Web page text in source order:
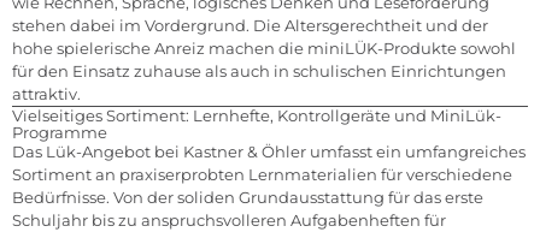
stehen dabei im Vordergrund. Die Altersgerechtheit und der
hohe spielerische Anreiz machen die miniLÜK-Produkte sowohl
für den Einsatz zuhause als auch in schulischen Einrichtungen
attraktiv.
Vielseitiges Sortiment: Lernhefte, Kontrollgeräte und MiniLük-
Programme
Das Lük-Angebot bei Kastner & Öhler umfasst ein umfangreiches
Sortiment an praxiserprobten Lernmaterialien für verschiedene
Bedürfnisse. Von der soliden Grundausstattung für das erste
Schuljahr bis zu anspruchsvolleren Aufgabenheften für